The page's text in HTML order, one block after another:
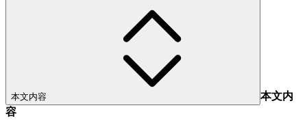
本文内容
本文内
容